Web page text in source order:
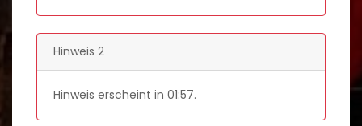
Hinweis 2
Hinweis erscheint in 01:57.